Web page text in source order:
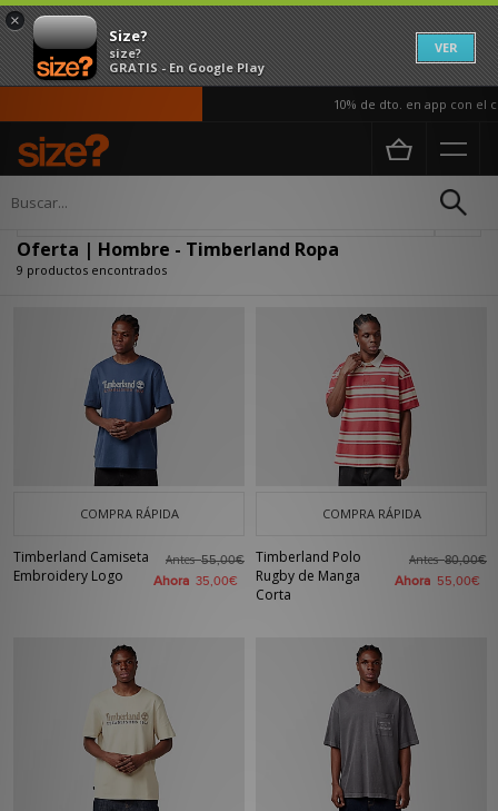
×
Size?
size?
GRATIS - En Google Play
VER
10% de dto. en app con el
Página principal
Oferta | Hombre - Timberland Ropa
9 productos encontrados
COMPRA RÁPIDA
Timberland Camiseta
Embroidery Logo
Antes55,00€
Ahora 35,00€
COMPRA RÁPIDA
Timberland Polo
Rugby de Manga
Corta
Antes80,00€
Ahora 55,00€